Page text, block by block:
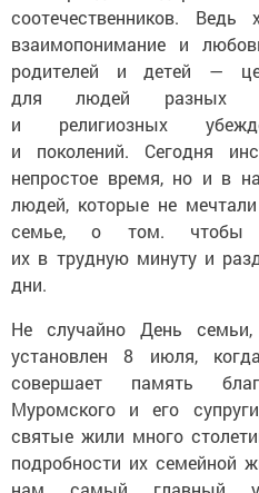
соотечественников.
взаимопонимание и
родителей и детей —
для людей разных
и религиозных
и поколений. Сегодня
непростое время, но и в
людей, которые не
семье, о том. чтобы
их в трудную минуту и
дни.
Не случайно День
установлен 8 июля,
совершает память
Муромского и его
святые жили много
подробности их семейной